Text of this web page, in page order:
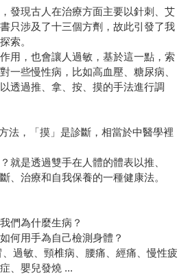
發現古人在治療方面主要以針刺、艾
只涉及了十三個方劑，故此引發了我
索。
用，也會讓人過敏，基於這一點，索
一些慢性病，比如高血壓、糖尿病、
透過推、拿、按、摸的手法進行調
法，「摸」是診斷，相當於中醫學裡
就是透過雙手在人體的體表以推、
、治療和自我保養的一種健康法。
們為什麼生病？
何用手為自己檢測身體？
、過敏、頸椎病、腰痛、經痛、慢性疲
、嬰兒發燒 ...